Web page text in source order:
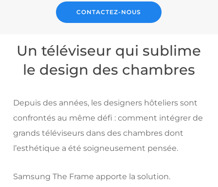
CONTACTEZ-NOUS
Un téléviseur qui sublime
le design des chambres
Depuis des années, les designers hôteliers sont
confrontés au même défi : comment intégrer de
grands téléviseurs dans des chambres dont
l’esthétique a été soigneusement pensée.
Samsung The Frame apporte la solution.